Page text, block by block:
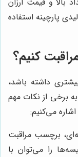
پارچینه استفاده
کنیم؟
داشته باشد،
به برخی از نکات مهم
می‌کنیم:
برچسب مراقبت
را می‌توان با